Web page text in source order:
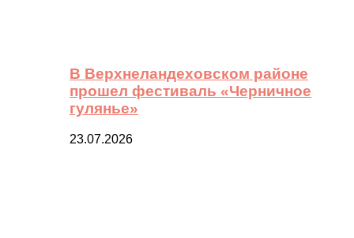
В Верхнеландеховском районе
прошел фестиваль «Черничное
гулянье»
23.07.2026